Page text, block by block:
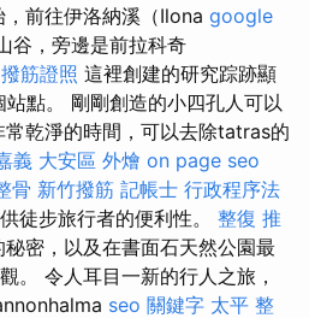
前往伊洛納溪（Ilona google
谷，旁邊是前拉科奇
撥筋證照 這裡創建的研究踪跡顯
點。 剛剛創造的小四孔人可以
乾淨的時間，可以去除tatras的
義 大安區 外燴 on page seo
骨 新竹撥筋 記帳士 行政程序法
徒步旅行者的便利性。 整復 推
密，以及在書面石天然公園最
。 令人耳目一新的行人之旅，
seo 關鍵字 太平 整